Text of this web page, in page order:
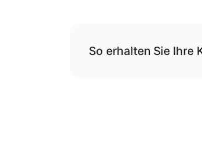
So erhalten Sie Ihre